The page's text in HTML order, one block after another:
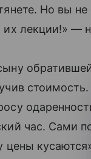
Но вы не
лекции!» —
час. Сами
цены